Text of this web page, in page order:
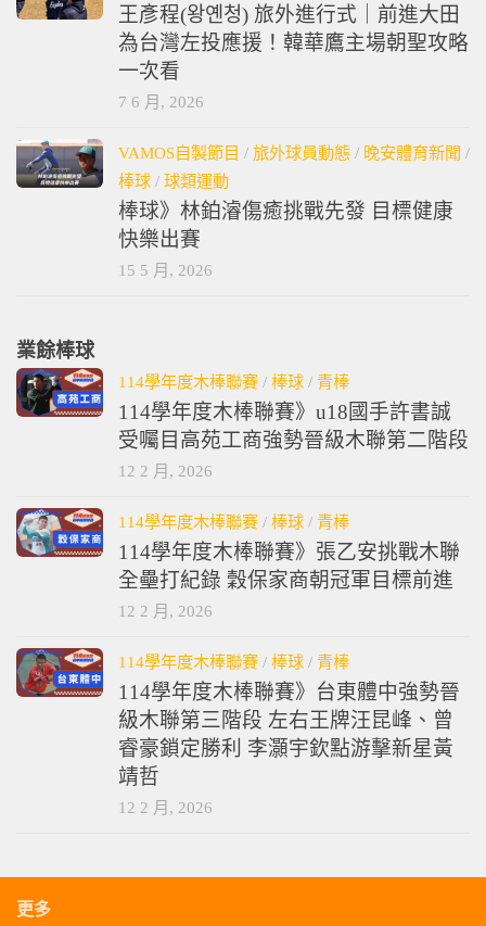
王彥程(왕옌청) 旅外進行式｜前進大田
為台灣左投應援！韓華鷹主場朝聖攻略
一次看
7 6 月, 2026
VAMOS自製節目 / 旅外球員動態 / 晚安體育新聞 /
棒球 / 球類運動
棒球》林鉑濬傷癒挑戰先發 目標健康
快樂出賽
15 5 月, 2026
業餘棒球
114學年度木棒聯賽 / 棒球 / 青棒
114學年度木棒聯賽》u18國手許書誠
受囑目高苑工商強勢晉級木聯第二階段
12 2 月, 2026
114學年度木棒聯賽 / 棒球 / 青棒
114學年度木棒聯賽》張乙安挑戰木聯
全壘打紀錄 穀保家商朝冠軍目標前進
12 2 月, 2026
114學年度木棒聯賽 / 棒球 / 青棒
114學年度木棒聯賽》台東體中強勢晉
級木聯第三階段 左右王牌汪昆峰、曾
睿豪鎖定勝利 李灝宇欽點游擊新星黃
靖哲
12 2 月, 2026
更多